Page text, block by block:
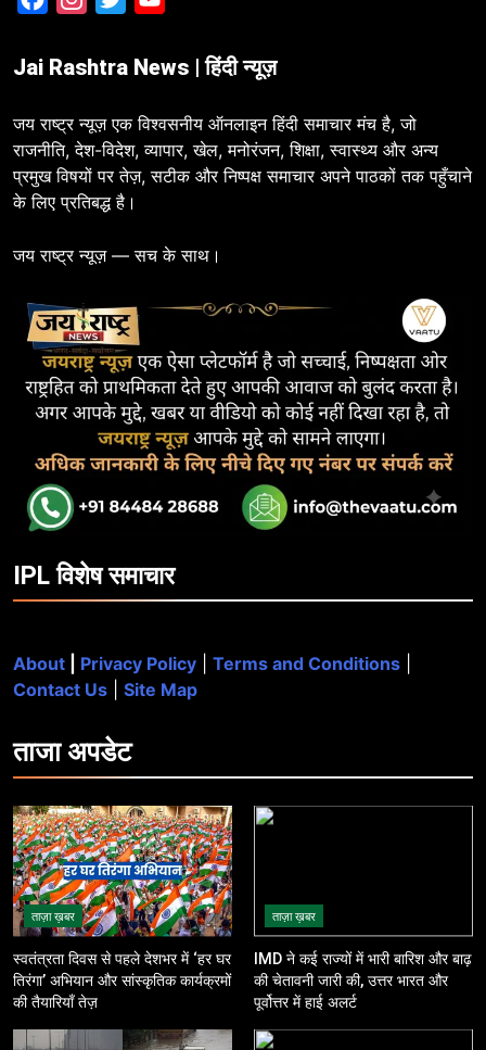
Jai Rashtra News | हिंदी न्यूज़
जय राष्ट्र न्यूज़ एक विश्वसनीय ऑनलाइन हिंदी समाचार मंच है, जो
राजनीति, देश-विदेश, व्यापार, खेल, मनोरंजन, शिक्षा, स्वास्थ्य और अन्य
प्रमुख विषयों पर तेज़, सटीक और निष्पक्ष समाचार अपने पाठकों तक पहुँचाने
के लिए प्रतिबद्ध है।
जय राष्ट्र न्यूज़ — सच के साथ।
IPL विशेष समाचार
About Privacy Policy Terms and Conditions
Contact Us
Site Map
ताजाअपडेट
ताज़ा ख़बर
स्वतंत्रता दिवस से पहले देशभर में ‘हर घर
तिरंगा’ अभियान और सांस्कृतिक कार्यक्रमों
की तैयारियाँ तेज़
ताज़ा ख़बर
IMD ने कई राज्यों में भारी बारिश और बाढ़
की चेतावनी जारी की, उत्तर भारत और
पूर्वोत्तर में हाई अलर्ट